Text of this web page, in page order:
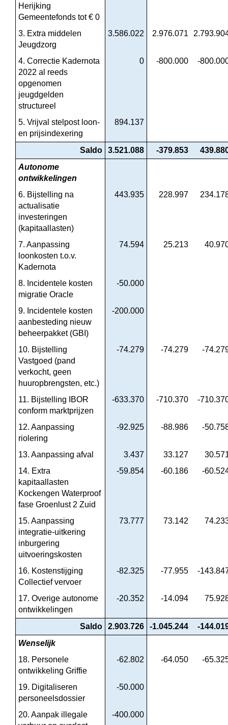
Herijking
Gemeentefonds tot € 0
3. Extra middelen
Jeugdzorg
3.586.022 2.976.071
4. Correctie Kadernota
2022 al reeds
opgenomen
jeugdgelden
structureel
0 -800.000 -
5. Vrijval stelpost loon-
en prijsindexering
894.137
Saldo 3.521.088 -379.853
Autonome
ontwikkelingen
6. Bijstelling na
actualisatie
investeringen
(kapitaallasten)
443.935 228.997
7. Aanpassing
loonkosten t.o.v.
Kadernota
74.594 25.213
8. Incidentele kosten
migratie Oracle
-50.000
9. Incidentele kosten
aanbesteding nieuw
beheerpakket (GBI)
-200.000
10. Bijstelling
Vastgoed (pand
verkocht, geen
huuropbrengsten, etc.)
-74.279 -74.279 -
11. Bijstelling IBOR
conform marktprijzen
-633.370 -710.370 -
12. Aanpassing
riolering
-92.925 -88.986 -
13. Aanpassing afval 3.437 33.127
14. Extra
kapitaallasten
Kockengen Waterproof
fase Groenlust 2 Zuid
-59.854 -60.186 -
15. Aanpassing
integratie-uitkering
inburgering
uitvoeringskosten
73.777 73.142
16. Kostenstijging
Collectief vervoer
-82.325 -77.955 -
17. Overige autonome
ontwikkelingen
-20.352 -14.094
Saldo 2.903.726 -1.045.244
-
Wenselijk
18. Personele
ontwikkeling Griffie
-62.802 -64.050 -
19. Digitaliseren
personeelsdossier
-50.000
20. Aanpak illegale
-400.000